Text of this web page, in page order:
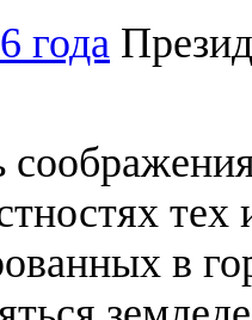
года
тех
в